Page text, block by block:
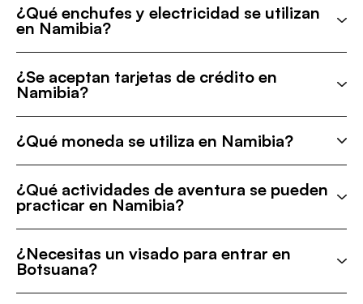
¿Qué enchufes y electricidad se utilizan
en Namibia?
¿Se aceptan tarjetas de crédito en
Namibia?
¿Qué moneda se utiliza en Namibia?
¿Qué actividades de aventura se pueden
practicar en Namibia?
¿Necesitas un visado para entrar en
Botsuana?